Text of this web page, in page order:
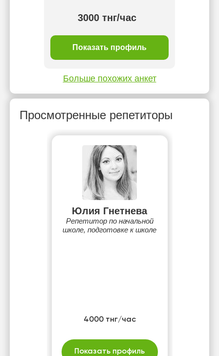
3000 тнг/час
Показать профиль
Больше похожих анкет
Просмотренные репетиторы
Юлия Гнетнева
Репетитор по начальной
школе, подготовке к школе
4000 тнг/час
Показать профиль